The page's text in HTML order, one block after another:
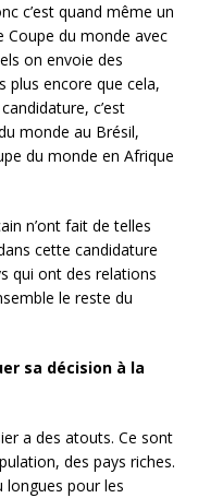
c’est quand même un
Coupe du monde avec
on envoie des
plus encore que cela,
c’est
monde au Brésil,
du monde en Afrique
n’ont fait de telles
cette candidature
qui ont des relations
le reste du
sa décision à la
a des atouts. Ce sont
des pays riches.
longues pour les